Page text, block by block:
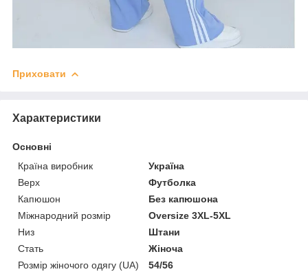
Приховати
Характеристики
Основні
Країна виробник
Україна
Верх
Футболка
Капюшон
Без капюшона
Міжнародний розмір
Oversize 3XL-5XL
Низ
Штани
Стать
Жіноча
Розмір жіночого одягу (UA)
54/56